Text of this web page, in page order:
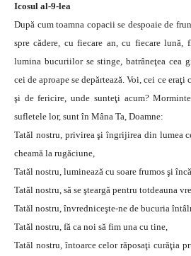
Icosul al-9-lea
După cum toamna copacii se despoaie de
spre cădere, cu fiecare an, cu fiecare lună,
lumina bucuriilor se stinge, batrâneţea cea
cei de aproape se depărtează. Voi, cei ce
şi de fericire, unde sunteţi acum?
sufletele lor, sunt în Mâna Ta, Doamne:
Tatăl nostru, privirea şi îngrijirea din lumea
cheamă la rugăciune,
Tatăl nostru, luminează cu soare frumos şi
Tatăl nostru, să se şteargă pentru totdeauna
Tatăl nostru, învredniceşte-ne de bucuria
Tatăl nostru, fă ca noi să fim una cu tine,
Tatăl nostru, întoarce celor răposaţi curăţia